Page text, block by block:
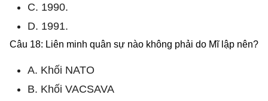
C. 1990.
D. 1991.
Câu 18: Liên minh quân sự nào không phải do Mĩ lập nên?
A. Khối NATO
B. Khối VACSAVA